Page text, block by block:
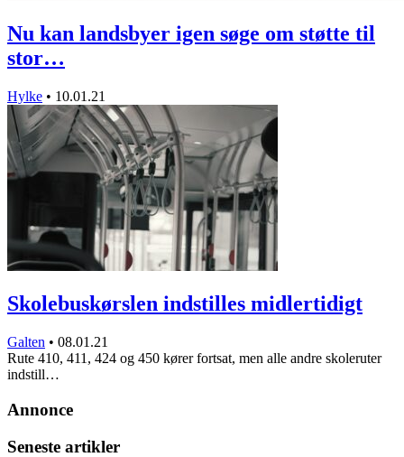
Nu kan landsbyer igen søge om støtte til
stor…
Hylke • 10.01.21
Skolebuskørslen indstilles midlertidigt
Galten • 08.01.21
Rute 410, 411, 424 og 450 kører fortsat, men alle andre skoleruter
indstill…
Annonce
Seneste artikler